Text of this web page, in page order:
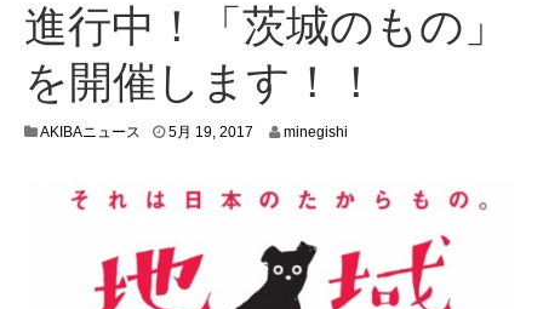
進行中！「茨城のもの」
を開催します！！
AKIBAニュース 5月 19, 2017
7
7
minegishi